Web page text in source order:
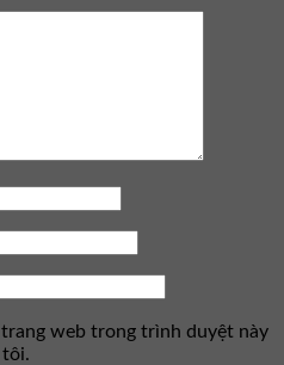
web trong trình duyệt này
tôi.